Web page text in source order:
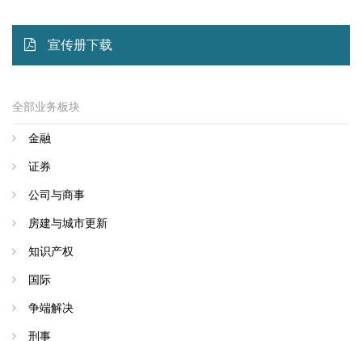
宣传册下载
全部业务板块
金融
证券
公司与商事
房建与城市更新
知识产权
国际
争端解决
刑事